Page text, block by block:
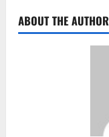
ABOUT THE AUTHOR